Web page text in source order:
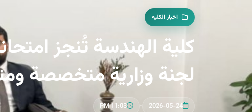
اخبار الكلية
كلية الهندسة تُنجز
لجنة وزارية متخصصة
2026-05-24
•
11:03 PM